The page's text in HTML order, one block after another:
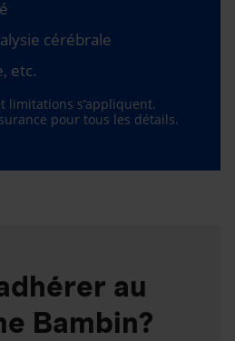
cérébrale
etc.
limitations s’appliquent.
pour tous les détails.
au
Bambin?